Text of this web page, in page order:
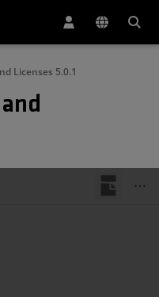
Licenses 5.0.1